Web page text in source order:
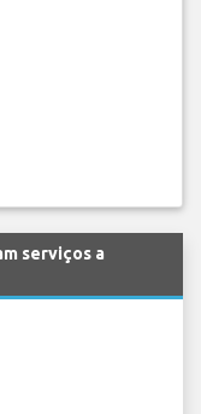
serviços a